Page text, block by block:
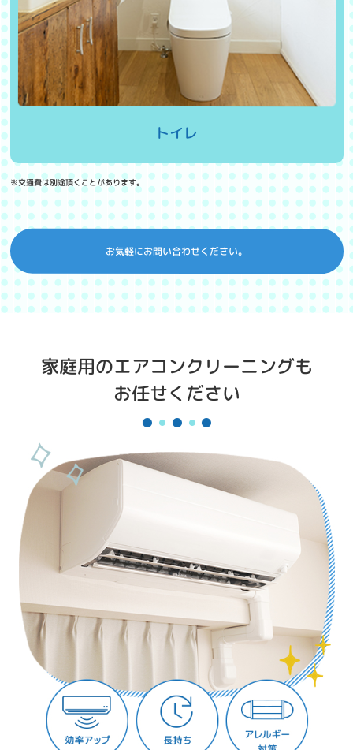
トイレ
※交通費は別途頂くことがあります。
お気軽にお問い合わせください。
家庭用のエアコンクリーニングも
お任せください